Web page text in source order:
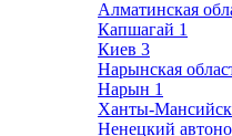
Алматинская
Капшагай 1
Киев 3
Нарынская
Нарын 1
Ханты-
Ненецкий